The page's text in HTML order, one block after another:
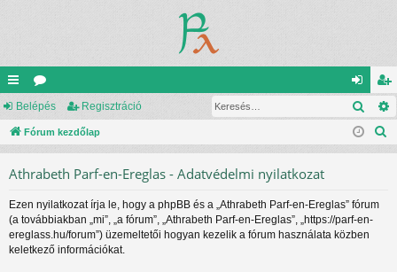
yo
rs
k
ór
u
el
ép
eg
is
Belépés Regisztráció
Fórum kezdőlap
Athrabeth Parf-en-Ereglas - Adatvédelmi nyilatkozat
Ezen nyilatkozat írja le, hogy a phpBB és a „Athrabeth Parf-en-Ereglas” fórum
(a továbbiakban „mi”, „a fórum”, „Athrabeth Parf-en-Ereglas”, „https://parf-en-
ereglass.hu/forum”) üzemeltetői hogyan kezelik a fórum használata közben
keletkező információkat.